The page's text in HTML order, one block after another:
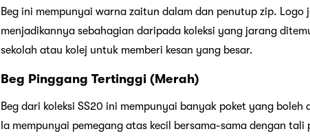
Beg ini mempunyai warna zaitun dalam dan penutup zip.
menjadikannya sebahagian daripada koleksi yang jarang
sekolah atau kolej untuk memberi kesan yang besar.
Beg Pinggang Tertinggi (Merah)
Beg dari koleksi SS20 ini mempunyai banyak poket yang
Ia mempunyai pemegang atas kecil bersama-sama dengan